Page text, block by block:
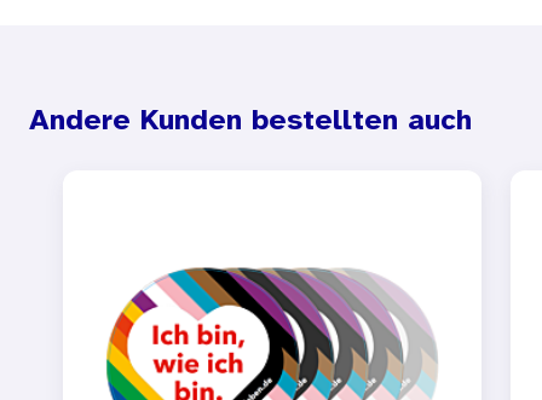
Andere Kunden bestellten auch